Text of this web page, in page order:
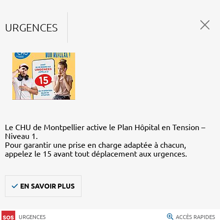
URGENCES
Le CHU de Montpellier active le Plan Hôpital en Tension –
Niveau 1.
Pour garantir une prise en charge adaptée à chacun,
appelez le 15 avant tout déplacement aux urgences.
EN SAVOIR PLUS
URGENCES ACCÈS RAPIDES